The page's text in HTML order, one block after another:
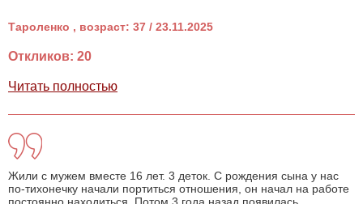
Тароленко , возраст: 37 / 23.11.2025
Откликов: 20
Читать полностью
Жили с мужем вместе 16 лет. 3 деток. С рождения сына у нас
по-тихонечку начали портиться отношения, он начал на работе
постоянно находиться. Потом 3 года назад появилась